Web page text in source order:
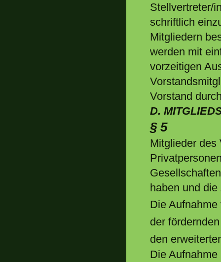
Stellvertreter/
schriftlich
Mitgliedern
werden mit
vorzeitigen
Vorstand
D.
§ 5
Mitglieder des
haben und
Die
der
den
Die